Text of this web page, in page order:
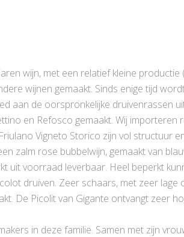
wijn, met een relatief kleine productie
wijnen gemaakt. Sinds enige tijd
aan de oorspronkelijke druivenrassen
en Refosco gemaakt. Wij importeren
Vigneto Storico zijn vol structuur
zalm rose bubbelwijn, gemaakt van
uit voorraad leverbaar. Heel beperkt
druiven. Zeer schaars, met zeer lage
De Picolit van Gigante ontvangt zeer
in deze familie. Samen met zijn